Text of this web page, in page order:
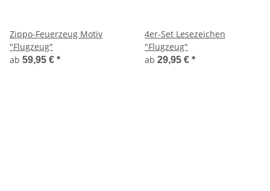
Zippo-Feuerzeug Motiv
"Flugzeug"
ab 59,95 € *
4er-Set Lesezeichen
"Flugzeug"
ab 29,95 € *